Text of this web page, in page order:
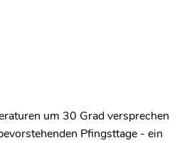
um 30 Grad versprechen
Pfingsttage - ein